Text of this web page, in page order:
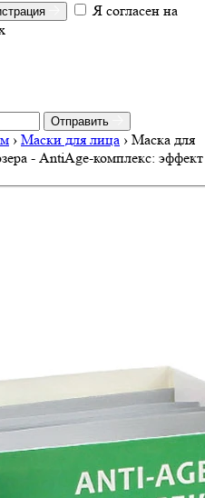
Я согласен на
Отправить
› Маски для лица › Маска для
- AntiAge-комплекс: эффект